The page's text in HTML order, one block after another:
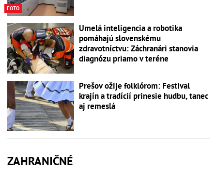
FOTO
Umelá inteligencia a robotika
pomáhajú slovenskému
zdravotníctvu: Záchranári stanovia
diagnózu priamo v teréne
Prešov ožije folklórom: Festival
krajín a tradícií prinesie hudbu, tanec
aj remeslá
ZAHRANIČNÉ